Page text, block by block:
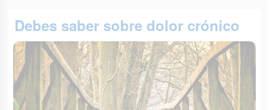
Debes saber sobre dolor crónico